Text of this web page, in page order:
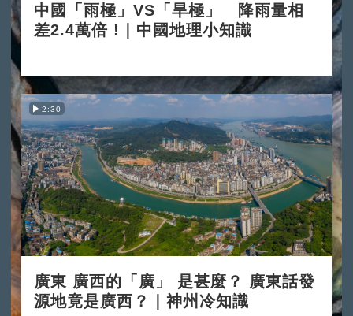
中國「雨極」VS「旱極」 降雨量相
差2.4萬倍 !｜中國地理小知識
2:30
廣東 廣西的「廣」 是甚麼？ 廣東話發
源地竟是廣西？｜神州冷知識